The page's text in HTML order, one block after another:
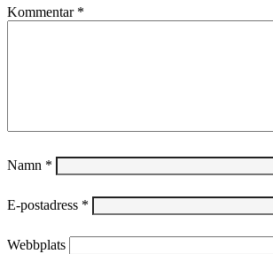
Kommentar *
Namn *
E-postadress *
Webbplats